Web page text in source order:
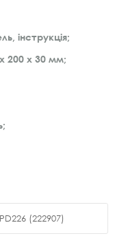
інструкція;
200 х 30 мм;
(222907)